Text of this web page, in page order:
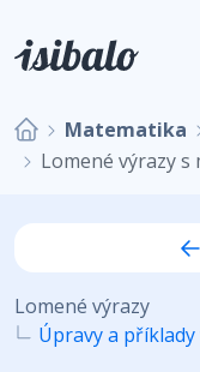
Matematika
Lomené výrazy
Lomené výrazy
Úpravy a příklady